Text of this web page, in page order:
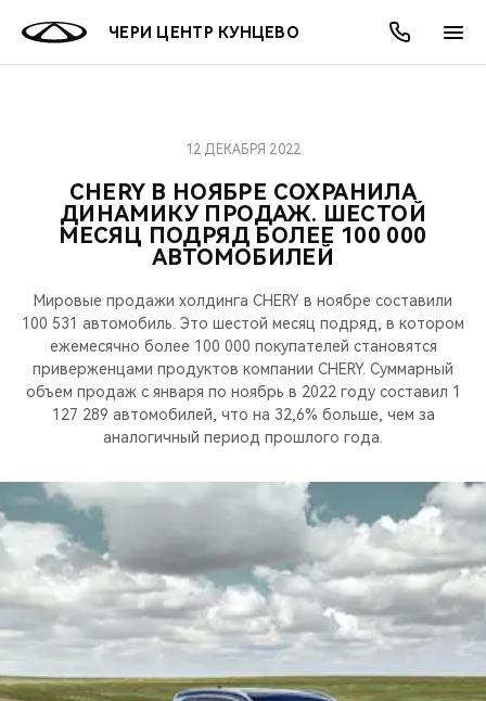
ЧЕРИ ЦЕНТР КУНЦЕВО
МОДЕЛИ
ВСЕ МОДЕЛИ
СЕДАНЫ
НОВИНКИ
ПОКУПАТЕЛЯМ
ВЫБОР И ПОКУПКА
КРЕДИТ И СТРАХОВАНИЕ
ВЛАДЕЛЬЦАМ
СЕРВИС
ЗАПЧАСТИ И АКСЕССУАРЫ
ПОДДЕРЖКА
CHERY CONNECT
МИР CHERY
АКСЕССУАРЫ
CHERY В СОЦСЕТЯХ
ЛЮДИ CHERY
БЛАГОТВОРИТЕЛЬНОСТЬ
CHERY REMOTE
CHERY И СПОРТ
НАШИ МЕРОПРИЯТИЯ
АКЦИИ
ВЫГОДЫ И АКЦИИ
ОНЛАЙН СЕРВИСЫ
ВЫБОР И ПОКУПКА
О КОМПАНИИ
О НАС
CHERY В НОЯБРЕ СОХРАНИЛА
ДИНАМИКУ ПРОДАЖ. ШЕСТОЙ
МЕСЯЦ ПОДРЯД БОЛЕЕ 100 000
АВТОМОБИЛЕЙ
12 ДЕКАБРЯ 2022
Мировые продажи холдинга CHERY в ноябре составили
100 531 автомобиль. Это шестой месяц подряд, в котором
ежемесячно более 100 000 покупателей становятся
приверженцами продуктов компании CHERY. Суммарный
объем продаж с января по ноябрь в 2022 году составил 1
127 289 автомобилей, что на 32,6% больше, чем за
аналогичный период прошлого года.